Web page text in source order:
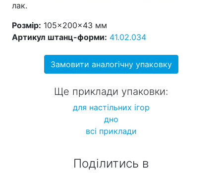
лак.
Розмір: 105×200×43 мм
Артикул штанц-форми: 41.02.034
Замовити аналогічну упаковку
Ще приклади упаковки:
для настільних ігор
дно
всі приклади
Поділитись в